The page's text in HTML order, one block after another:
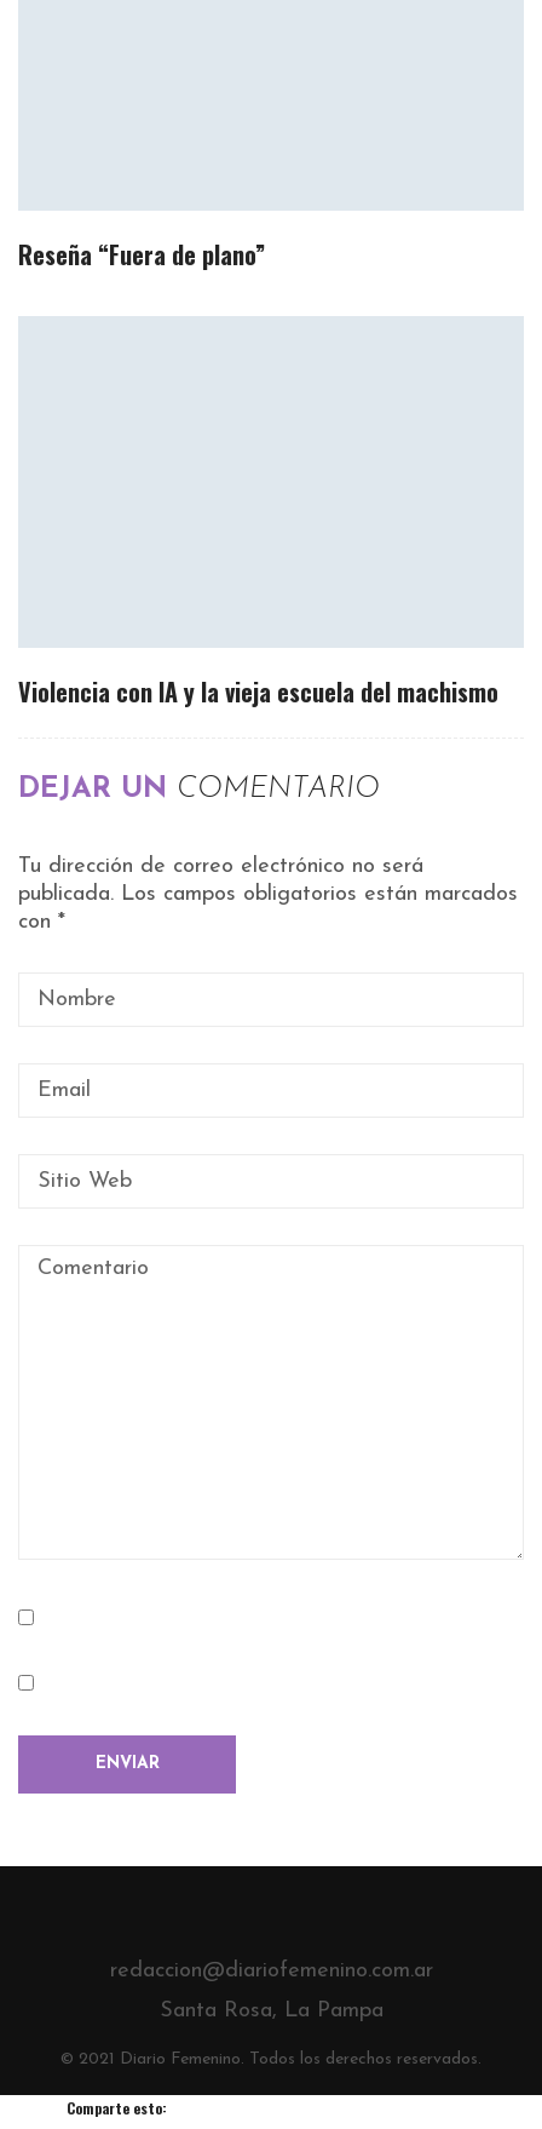
Reseña “Fuera de plano”
Violencia con IA y la vieja escuela del machismo
DEJAR UN COMENTARIO
Tu dirección de correo electrónico no será
publicada. Los campos obligatorios están marcados
con *
redaccion@diariofemenino.com.ar
Santa Rosa, La Pampa
© 2021 Diario Femenino. Todos los derechos reservados.
Comparte esto: